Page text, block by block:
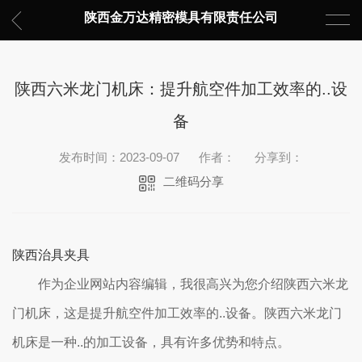
陕西金万达精密模具有限责任公司
陕西六米龙门机床：提升航空件加工效率的..设
备
发布时间：2023-09-07 作者：
分享到：
二维码分享
陕西治具夹具
作为企业网站内容编辑，我很高兴为您介绍陕西六米龙
门机床，这是提升航空件加工效率的..设备。陕西六米龙门
机床是一种..的加工设备，具有许多优势和特点。